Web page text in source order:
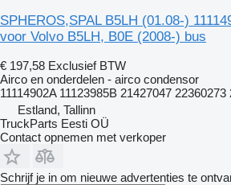
SPHEROS,SPAL B5LH (01.08-)
voor Volvo B5LH, B0E (2008-) bus
€ 197,58 Exclusief BTW
Airco en onderdelen - airco condensor
11114902A 11123985B 21427047 22360273
Estland, Tallinn
TruckParts Eesti OÜ
Contact opnemen met verkoper
Schrijf je in om nieuwe advertenties te